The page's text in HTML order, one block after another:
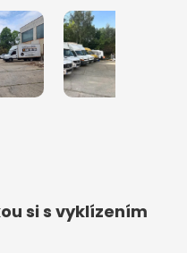
si s vyklízením